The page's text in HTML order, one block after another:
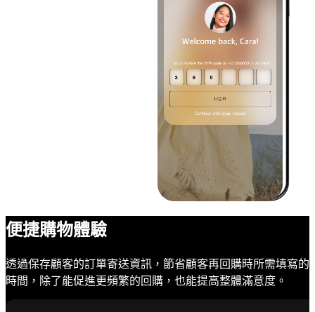
便捷購物體驗
透過保存顧客的訂單寄送資訊，節省顧客再回購時所需填寫的
時間，除了能促進更頻繁的回購，也能提高整體滿意度。